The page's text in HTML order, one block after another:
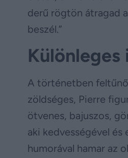
derű rögtön átragad
beszél.”
Különleges
A történetben
zöldséges, Pierre
ötvenes, bajuszos,
aki kedvességével és
humorával hamar az